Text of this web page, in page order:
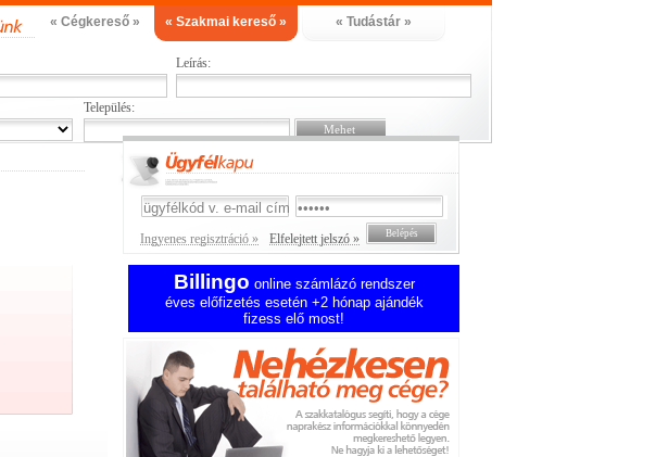
« Cégkereső » « Szakmai kereső » « Tudástár »
Leírás:
Település:
Ingyenes regisztráció » Elfelejtett jelszó »
Billingo online számlázó rendszer
éves előfizetés esetén +2 hónap ajándék
fizess elő most!